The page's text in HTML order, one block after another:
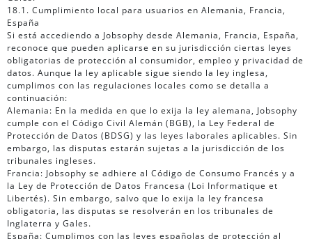
18.1. Cumplimiento local para usuarios en Alemania, Francia,
España
Si está accediendo a Jobsophy desde Alemania, Francia, España,
reconoce que pueden aplicarse en su jurisdicción ciertas leyes
obligatorias de protección al consumidor, empleo y privacidad de
datos. Aunque la ley aplicable sigue siendo la ley inglesa,
cumplimos con las regulaciones locales como se detalla a
continuación:
Alemania: En la medida en que lo exija la ley alemana, Jobsophy
cumple con el Código Civil Alemán (BGB), la Ley Federal de
Protección de Datos (BDSG) y las leyes laborales aplicables. Sin
embargo, las disputas estarán sujetas a la jurisdicción de los
tribunales ingleses.
Francia: Jobsophy se adhiere al Código de Consumo Francés y a
la Ley de Protección de Datos Francesa (Loi Informatique et
Libertés). Sin embargo, salvo que lo exija la ley francesa
obligatoria, las disputas se resolverán en los tribunales de
Inglaterra y Gales.
España: Cumplimos con las leyes españolas de protección al